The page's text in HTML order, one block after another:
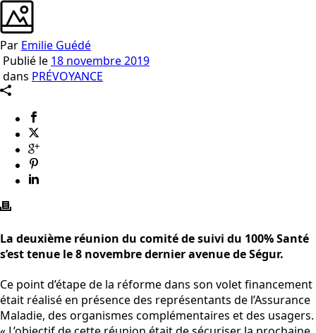
Par Emilie Guédé
Publié le 18 novembre 2019
dans PRÉVOYANCE
La deuxième réunion du comité de suivi du 100% Santé
s’est tenue le 8 novembre dernier avenue de Ségur.
Ce point d’étape de la réforme dans son volet financement
était réalisé en présence des représentants de l’Assurance
Maladie, des organismes complémentaires et des usagers.